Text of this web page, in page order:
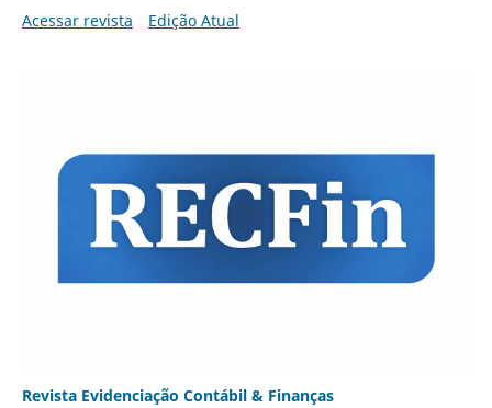
Acessar revista
Edição Atual
Revista Evidenciação Contábil & Finanças